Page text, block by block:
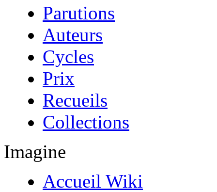
Parutions
Auteurs
Cycles
Prix
Recueils
Collections
Imagine
Accueil Wiki